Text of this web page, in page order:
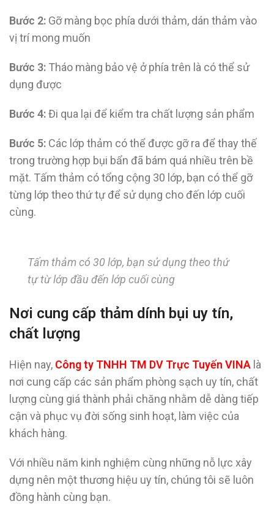
Bước 2: Gỡ màng bọc phía dưới thảm, dán thảm vào
vị trí mong muốn
Bước 3: Tháo màng bảo vệ ở phía trên là có thể sử
dụng được
Bước 4:Đi qua lại để kiểm tra chất lượng sản phẩm
Bước 5: Các lớp thảm có thể được gỡ ra để thay thế
trong trường hợp bụi bẩn đã bám quá nhiều trên bề
mặt. Tấm thảm có tổng cộng 30 lớp, bạn có thể gỡ
từng lớp theo thứ tự để sử dụng cho đến lớp cuối
cùng.
Tấm thảm có 30 lớp, bạn sử dụng theo thứ
tự từ lớp đầu đến lớp cuối cùng
Nơi cung cấp thảm dính bụi uy tín,
chất lượng
Hiện nay, Công ty TNHH TM DV Trực Tuyến VINA là
nơi cung cấp các sản phẩm phòng sạch uy tín, chất
lượng cùng giá thành phải chăng nhằm dễ dàng tiếp
cận và phục vụ đời sống sinh hoạt, làm việc của
khách hàng.
Với nhiều năm kinh nghiệm cùng những nỗ lực xây
dựng nên một thương hiệu uy tín, chúng tôi sẽ luôn
đồng hành cùng bạn.